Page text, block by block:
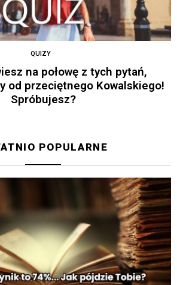
QUIZY
na połowę z tych pytań,
od przeciętnego Kowalskiego!
Spróbujesz?
POPULARNE